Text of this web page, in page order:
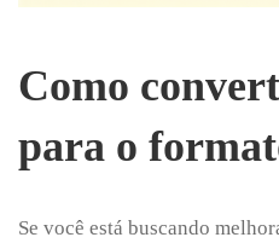
Como
para o
Se você está buscando